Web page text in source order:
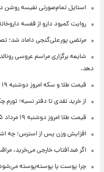
استایل تمام‌صورتی نفیسه روشن در
روایت کمبود دارو از قفسه
مرتضی پورعلی‌گنجی داماد شد؛
شایعه برگزاری مراسم عروسی
دهد.
قیمت طلا و سکه امروز دوشنبه ۱۹ مرداد ۱۴۰۵
از خرید نقدی تا دفتر نسیه؛ تورم
قیمت طلا امروز دوشنبه ۱۹ مرداد ۱۴۰۵
افزایش وزن پس از استرس؛ چه
اگر ضدآفتاب خارجی می‌خرید، مراقب
چرا پوست پا پوسته‌پوسته می‌شود؟ ۱۰ علت مهم را بشناسید